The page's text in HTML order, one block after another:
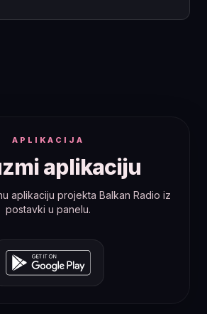
APLIKACIJA
aplikaciju
aplikaciju projekta Balkan Radio iz
postavki u panelu.